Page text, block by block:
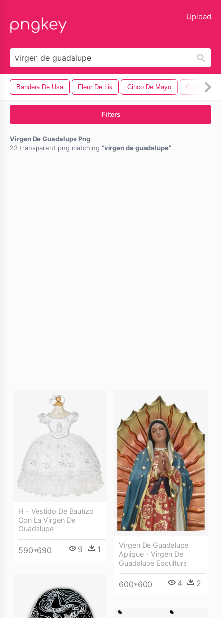
Upload
Bandera De Usa Fleur De Lis Cinco De Mayo Copo De
Filters
Virgen De Guadalupe Png
23 transparent png matching
virgen de guadalupe
H - Vestido De Bautizo
Con La Virgen De
Guadalupe
590*690 9 1
Virgen De Guadalupe
Aplique - Virgen De
Guadalupe Escultura
600*600 4 2